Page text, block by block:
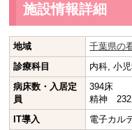
施設情報詳細
地域
千葉県の
診療科目
内科, 小
病床数・入居定
員
394床
精神 232
IT導入
電子カル